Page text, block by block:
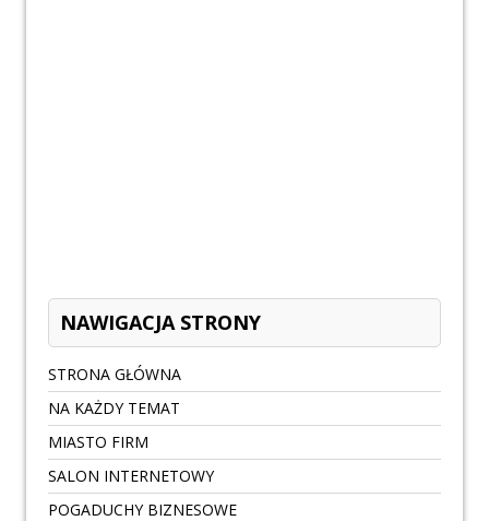
NAWIGACJA STRONY
STRONA GŁÓWNA
NA KAŻDY TEMAT
MIASTO FIRM
SALON INTERNETOWY
POGADUCHY BIZNESOWE